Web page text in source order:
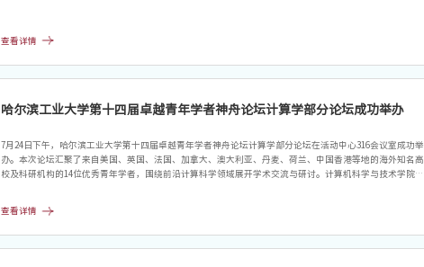
查看详情
哈尔滨工业大学第十四届卓越青年学者神舟论坛计算学部分论坛成功举办
7月24日下午，哈尔滨工业大学第十四届卓越青年学者神舟论坛计算学部分论坛在活动中心316会议室成功举
办。本次论坛汇聚了来自美国、英国、法国、加拿大、澳大利亚、丹麦、荷兰、中国香港等地的海外知名高
校及科研机构的14位优秀青年学者，围绕前沿计算科学领域展开学术交流与研讨。计算机科学与技术学院院
集团相关部门领导及技术专家作为学术交流嘉宾参会。
查看详情